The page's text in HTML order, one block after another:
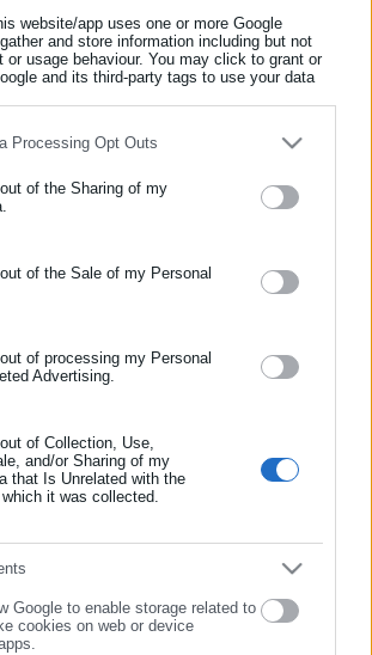
website/app uses one or more Google
and store information including but not
or usage behaviour. You may click to grant or
and its third-party tags to use your data
Processing Opt Outs
out of the Sharing of my
out of the Sale of my Personal
out of processing my Personal
Advertising.
out of Collection, Use,
and/or Sharing of my
that Is Unrelated with the
it was collected.
Google to enable storage related to
cookies on web or device
η Φενέρ στην τελική ευθεία –
(αποτελέσματα &
για ειδήσεις και θέματα από το χώρο της
διοίκησης, της εργασίας, της
επικαιρότητας από την Ελλάδα
ΣΤΟ WEBSITE